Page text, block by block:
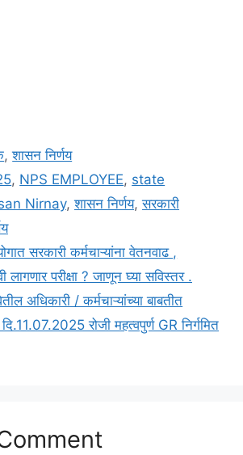
,शासन निर्णय
, NPS EMPLOYEE, state
Nirnay,शासन निर्णय,सरकारी
सरकारी कर्मचाऱ्यांना वेतनवाढ ,
लागणार परीक्षा ? जाणून घ्या सविस्तर .
अधिकारी / कर्मचाऱ्यांच्या बाबतीत
दि.11.07.2025 रोजी महत्वपुर्ण GR निर्गमित